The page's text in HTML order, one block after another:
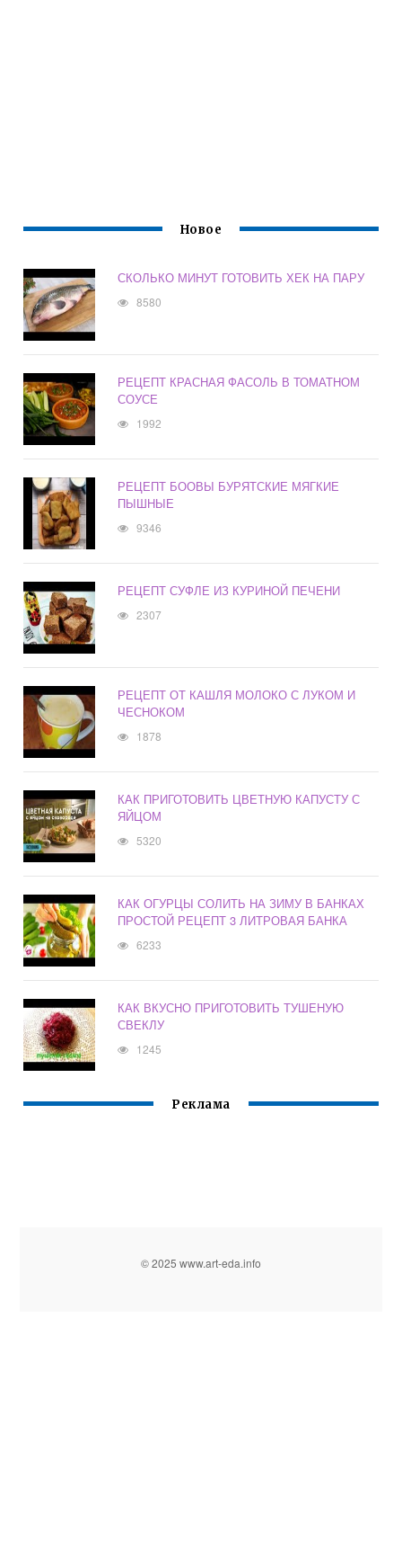
Новое
СКОЛЬКО МИНУТ ГОТОВИТЬ ХЕК НА ПАРУ
8580
РЕЦЕПТ КРАСНАЯ ФАСОЛЬ В ТОМАТНОМ
СОУСЕ
1992
РЕЦЕПТ БООВЫ БУРЯТСКИЕ МЯГКИЕ
ПЫШНЫЕ
9346
РЕЦЕПТ СУФЛЕ ИЗ КУРИНОЙ ПЕЧЕНИ
2307
РЕЦЕПТ ОТ КАШЛЯ МОЛОКО С ЛУКОМ И
ЧЕСНОКОМ
1878
КАК ПРИГОТОВИТЬ ЦВЕТНУЮ КАПУСТУ С
ЯЙЦОМ
5320
КАК ОГУРЦЫ СОЛИТЬ НА ЗИМУ В БАНКАХ
ПРОСТОЙ РЕЦЕПТ 3 ЛИТРОВАЯ БАНКА
6233
КАК ВКУСНО ПРИГОТОВИТЬ ТУШЕНУЮ
СВЕКЛУ
1245
Реклама
© 2025 www.art-eda.info